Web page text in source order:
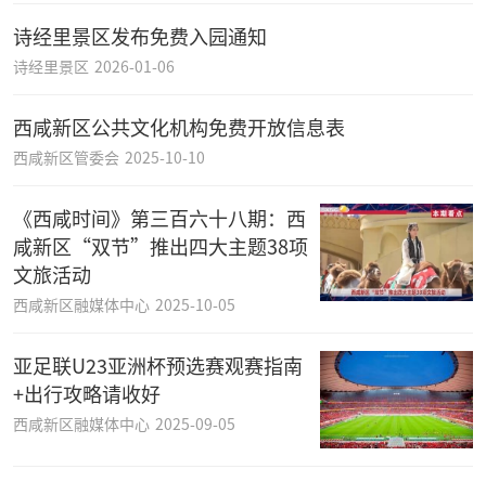
诗经里景区发布免费入园通知
诗经里景区 2026-01-06
西咸新区公共文化机构免费开放信息表
西咸新区管委会 2025-10-10
《西咸时间》第三百六十八期：西
咸新区“双节”推出四大主题38项
文旅活动
西咸新区融媒体中心 2025-10-05
亚足联U23亚洲杯预选赛观赛指南
+出行攻略请收好
西咸新区融媒体中心 2025-09-05